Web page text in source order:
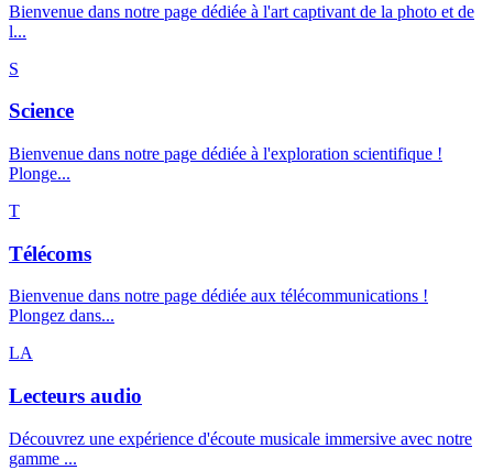
Bienvenue dans notre page dédiée à l'art captivant de la photo et de
l...
S
Science
Bienvenue dans notre page dédiée à l'exploration scientifique !
Plonge...
T
Télécoms
Bienvenue dans notre page dédiée aux télécommunications !
Plongez dans...
LA
Lecteurs audio
Découvrez une expérience d'écoute musicale immersive avec notre
gamme ...